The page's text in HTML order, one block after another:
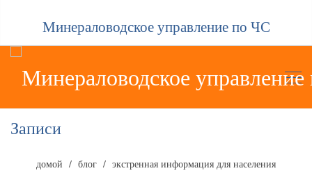
Минераловодское управление по ЧС
Записи
домой блог экстренная информация для населения